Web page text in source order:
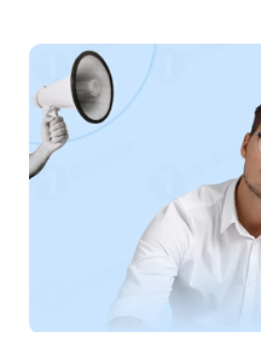
відцифрований образ
немає у військовому
автоматично сформує
на підставі отриманої